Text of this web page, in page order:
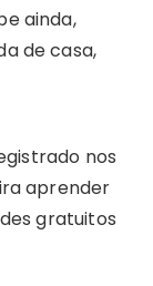
ainda,
de casa,
nos
aprender
gratuitos